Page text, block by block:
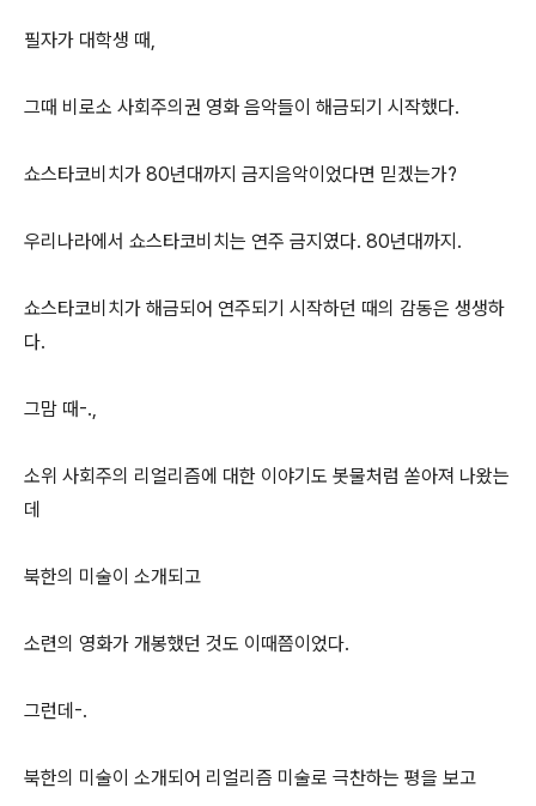
필자가 대학생 때,
그때 비로소 사회주의권 영화 음악들이 해금되기 시작했다.
쇼스타코비치가 80년대까지 금지음악이었다면 믿겠는가?
우리나라에서 쇼스타코비치는 연주 금지였다. 80년대까지.
쇼스타코비치가 해금되어 연주되기 시작하던 때의 감동은 생생하
다.
그맘 때-.,
소위 사회주의 리얼리즘에 대한 이야기도 봇물처럼 쏟아져 나왔는
데
북한의 미술이 소개되고
소련의 영화가 개봉했던 것도 이때쯤이었다.
그런데-.
북한의 미술이 소개되어 리얼리즘 미술로 극찬하는 평을 보고